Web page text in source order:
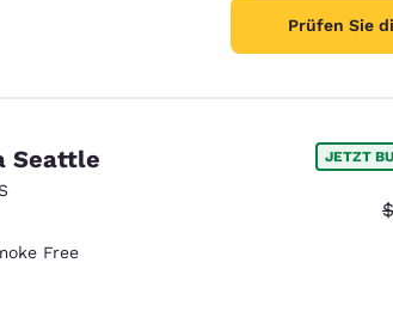
Prüfen Sie
Seattle
Free
JETZT